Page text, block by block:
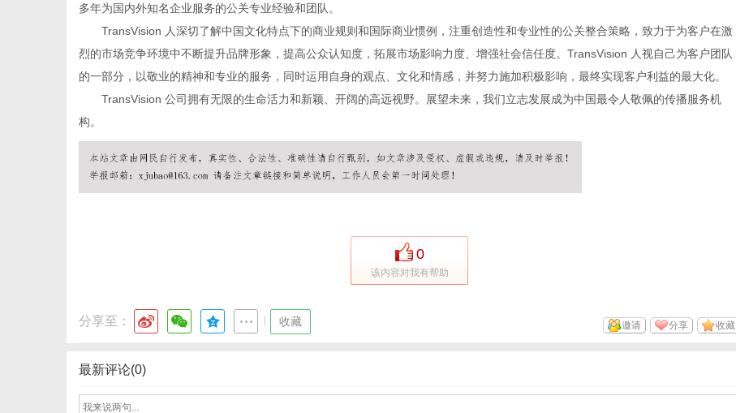
多年为国内外知名企业服务的公关专业经验和团队。
TransVision 人深切了解中国文化特点下的商业规则和国际商业惯例，注重创造性和专业性的公关整合策略，致力于为客户在激
烈的市场竞争环境中不断提升品牌形象，提高公众认知度，拓展市场影响力度、增强社会信任度。TransVision 人视自己为客户团队
的一部分，以敬业的精神和专业的服务，同时运用自身的观点、文化和情感，并努力施加积极影响，最终实现客户利益的最大化。
TransVision 公司拥有无限的生命活力和新颖、开阔的高远视野。展望未来，我们立志发展成为中国最令人敬佩的传播服务机
构。
0
该内容对我有帮助
分享至： 收藏 收藏
分享
邀请
最新评论(0)